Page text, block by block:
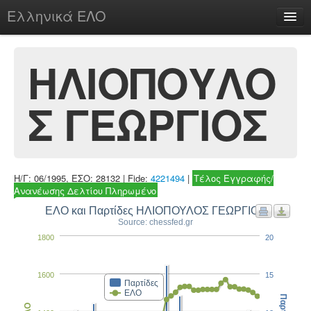
Ελληνικά ΕΛΟ
chesstu.be @ discord
Login
ΗΛΙΟΠΟΥΛΟ
Σ ΓΕΩΡΓΙΟΣ
Η/Γ: 06/1995, ΕΣΟ: 28132 | Fide: 4221494 | Τέλος Εγγραφής/
Ανανέωσης Δελτίου Πληρωμένο
ΕΛΟ και Παρτίδες ΗΛΙΟΠΟΥΛΟΣ ΓΕΩΡΓΙΟΣ
Source: chessfed.gr
Παρτίδες
ΕΛΟ
1600
1800
15
20